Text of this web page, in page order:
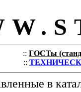
:: ГОСТы
::
в